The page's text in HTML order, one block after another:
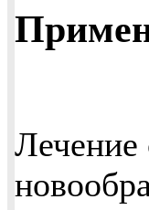
Лечение